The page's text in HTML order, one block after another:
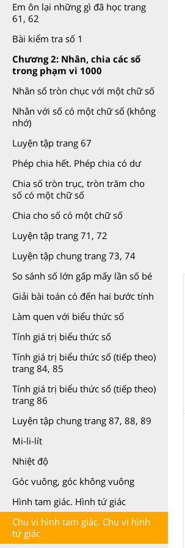
Em ôn lại những gì đã học trang
61, 62
Bài kiểm tra số 1
Chương 2: Nhân, chia các số
trong phạm vi 1000
Nhân số tròn chục với một chữ số
Nhân với số có một chữ số (không
nhớ)
Luyện tập trang 67
Phép chia hết. Phép chia có dư
Chia số tròn trục, tròn trăm cho
số có một chữ số
Chia cho số có một chữ số
Luyện tập trang 71, 72
Luyện tập chung trang 73, 74
So sánh số lớn gấp mấy lần số bé
Giải bài toán có đến hai bước tính
Làm quen với biểu thức số
Tính giá trị biểu thức số
Tính giá trị biểu thức số (tiếp theo)
trang 84, 85
Tính giá trị biểu thức số (tiếp theo)
trang 86
Luyện tập chung trang 87, 88, 89
Mi-li-lít
Nhiệt độ
Góc vuông, góc không vuông
Hình tam giác. Hình tứ giác
Chu vi hình tam giác. Chu vi hình
tứ giác